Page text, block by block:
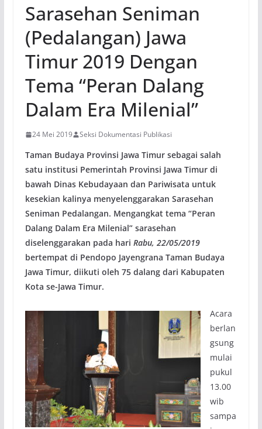
Sarasehan Seniman
(Pedalangan) Jawa
Timur 2019 Dengan
Tema “Peran Dalang
Dalam Era Milenial”
24 Mei 2019 Seksi Dokumentasi Publikasi
Taman Budaya Provinsi Jawa Timur sebagai salah
satu institusi Pemerintah Provinsi Jawa Timur di
bawah Dinas Kebudayaan dan Pariwisata untuk
kesekian kalinya menyelenggarakan Sarasehan
Seniman Pedalangan. Mengangkat tema “Peran
Dalang Dalam Era Milenial” sarasehan
diselenggarakan pada hari Rabu, 22/05/2019
bertempat di Pendopo Jayengrana Taman Budaya
Jawa Timur, diikuti oleh 75 dalang dari Kabupaten
Kota se-Jawa Timur.
Acara
berlan
gsung
mulai
pukul
13.00
wib
sampa